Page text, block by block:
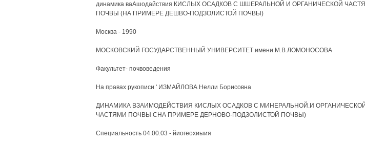
динамика ваАшодайствия КИСЛЫХ ОСАДКОВ С ШШЕРАЛЬНОЙ И ОРГАНИЧЕСКОЙ
ПОЧВЫ (НА ПРИМЕРЕ ДЕШВО-ПОДЗОЛИСТОЙ ПОЧВЫ)
Москва - 1990
МОСКОВСКИЙ ГОСУДАРСТВЕННЫЙ УНИВЕРСИТЕТ имени М.В.ЛОМОНОСОВА
Факультет- почвоведения
На правах рукописи ' ИЗМАЙЛОВА Нелли Борисовна
ДИНАМИКА ВЗАИМОДЕЙСТВИЯ КИСЛЫХ ОСАДКОВ С МИНЕРАЛЬНОЙ.И ОРГАНИЧЕСКОЙ
ЧАСТЯМИ ПОЧВЫ СНА ПРИМЕРЕ ДЕРНОВО-ПОДЗОЛИСТОЙ ПОЧВЫ)
Специальность 04.00.03 - йиогеохиыия